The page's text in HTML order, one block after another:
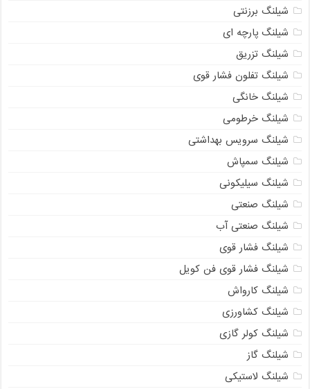
شیلنگ برزنتی
شیلنگ پارچه‌ ای
شیلنگ تزریق
شیلنگ تفلون فشار قوی
شیلنگ خانگی
شیلنگ خرطومی
شیلنگ سرویس بهداشتی
شیلنگ سمپاش
شیلنگ سیلیکونی
شیلنگ صنعتی
شیلنگ صنعتی آب
شیلنگ فشار قوی
شیلنگ فشار قوی فن کویل
شیلنگ کارواش
شیلنگ کشاورزی
شیلنگ کولر گازی
شیلنگ گاز
شیلنگ لاستیکی